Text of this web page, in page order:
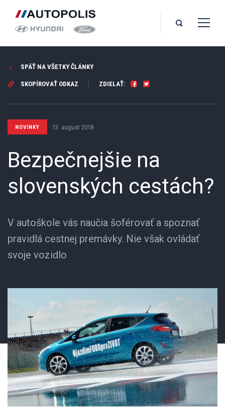
SPÄŤ NA VŠETKY ČLÁNKY
SKOPÍROVAŤ ODKAZ ZDIELAŤ:
NOVINKY 13. august 2018
Bezpečnejšie na
slovenských cestách?
V autoškole vás naučia šoférovať a spoznať
pravidlá cestnej premávky. Nie však ovládať
svoje vozidlo